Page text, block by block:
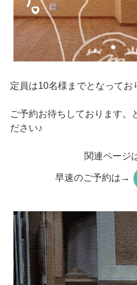
定員は10名様までとなってお
ご予約お待ちしております。
ださい♪
関連ページ
早速のご予約は→